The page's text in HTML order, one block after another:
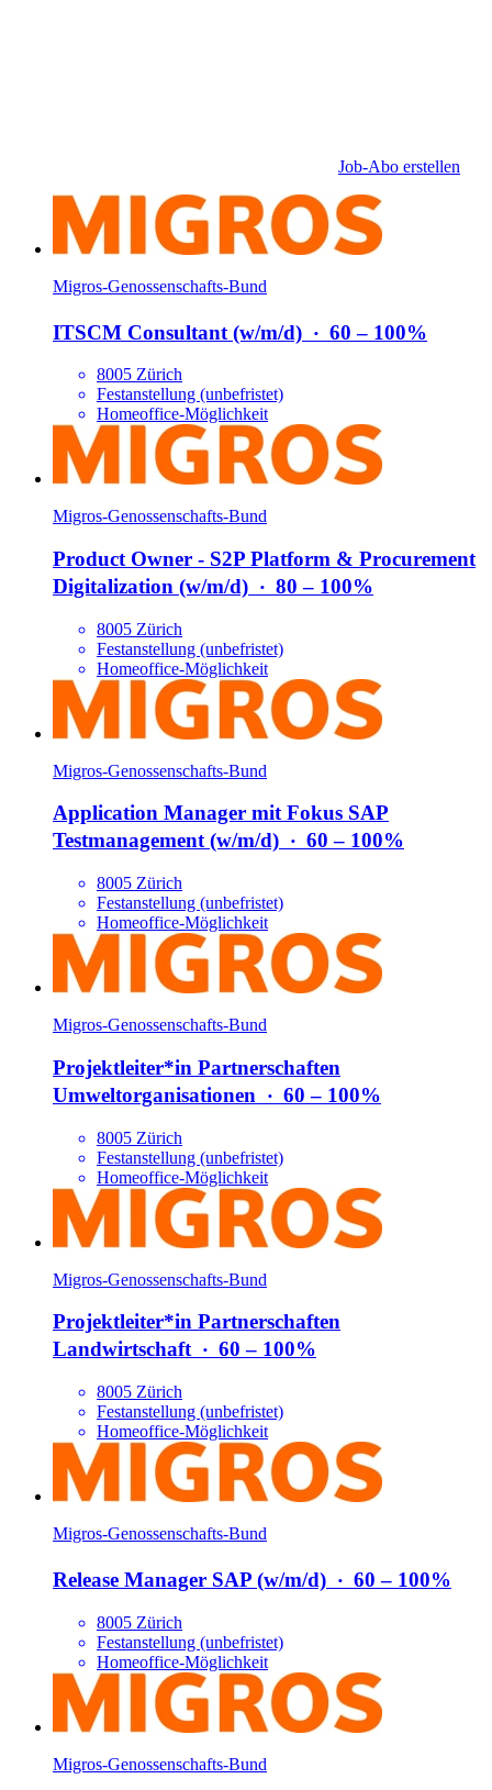
Job-Abo erstellen
Migros-Genossenschafts-Bund
ITSCM Consultant (w/​m/​d) ‧ 60 – 100%
8005 Zürich
Festanstellung (unbefristet)
Homeoffice-Möglichkeit
Migros-Genossenschafts-Bund
Product Owner - S2P Platform & Procurement
Digitalization (w/​m/​d) ‧ 80 – 100%
8005 Zürich
Festanstellung (unbefristet)
Homeoffice-Möglichkeit
Migros-Genossenschafts-Bund
Application Manager mit Fokus SAP
Testmanagement (w/​m/​d) ‧ 60 – 100%
8005 Zürich
Festanstellung (unbefristet)
Homeoffice-Möglichkeit
Migros-Genossenschafts-Bund
Projektleiter*​in Partnerschaften
Umweltorganisationen ‧ 60 – 100%
8005 Zürich
Festanstellung (unbefristet)
Homeoffice-Möglichkeit
Migros-Genossenschafts-Bund
Projektleiter*​in Partnerschaften
Landwirtschaft‧ 60 – 100%
8005 Zürich
Festanstellung (unbefristet)
Homeoffice-Möglichkeit
Migros-Genossenschafts-Bund
Release Manager SAP (w/​m/​d) ‧ 60 – 100%
8005 Zürich
Festanstellung (unbefristet)
Homeoffice-Möglichkeit
Migros-Genossenschafts-Bund